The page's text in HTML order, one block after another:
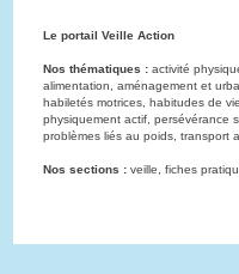
Le portail Veille Action
Nos thématiques : activité
alimentation, aménagement et
habiletés motrices, habitudes de
physiquement actif, persévérance
problèmes liés au poids, transport
Nos sections : veille, fiches